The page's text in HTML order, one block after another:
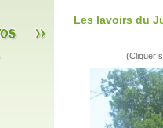
Les lavoirs du
(Cliquer